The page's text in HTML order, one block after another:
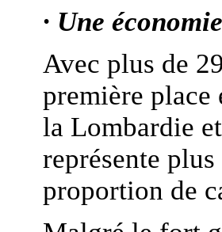
· Une
Avec plus de
première place
la Lombardie
représente
proportion de